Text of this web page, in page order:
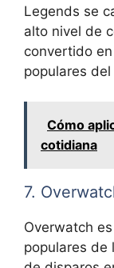
Legends se
alto nivel de
convertido
populares
Cómo
cotidiana
7.
Overwatch
populares de